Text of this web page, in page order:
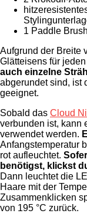
1 Paddle Brush
Aufgrund der Breite
Glätteisens für
auch einzelne
abgerundet sind, ist
geeignet.
Sobald das Cloud
verbunden ist, kann
verwendet werden.
Anfangstemperatur
rot aufleuchtet.
benötigst, klickst
Dann leuchtet die
Haare mit der
Zusammenklicken
von 195 °C zurück.